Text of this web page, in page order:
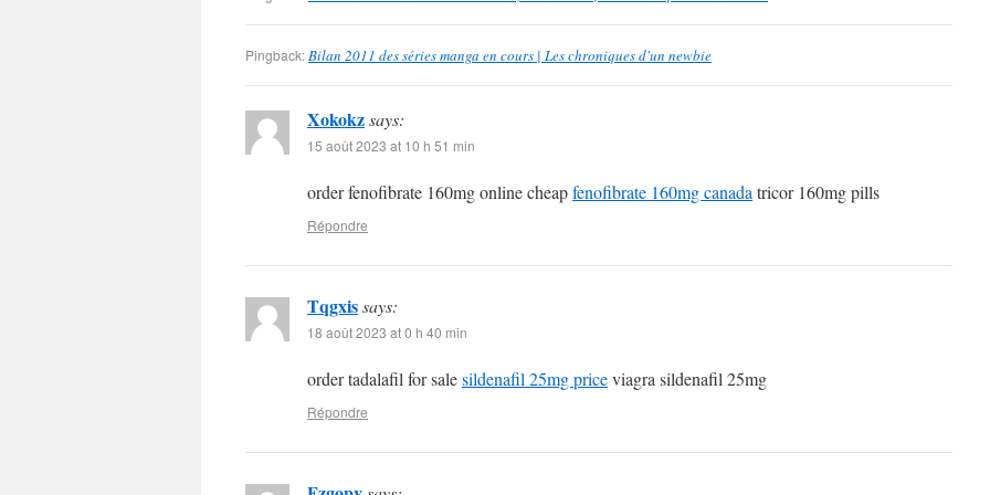
Pingback:Bilan 2011 des séries manga en cours | Les chroniques d'un newbie
Xokokzsays:
15 août 2023 at 10 h 51 min
order fenofibrate 160mg online cheapfenofibrate 160mg canada tricor 160mg pills
Répondre
Tqgxissays:
18 août 2023 at 0 h 40 min
order tadalafil for salesildenafil 25mg priceviagra sildenafil 25mg
Répondre